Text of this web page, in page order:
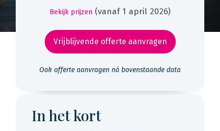
Bekijk prijzen (vanaf 1 april 2026)
Vrijblijvende offerte aanvragen
Ook offerte aanvragen ná bovenstaande data
In het kort